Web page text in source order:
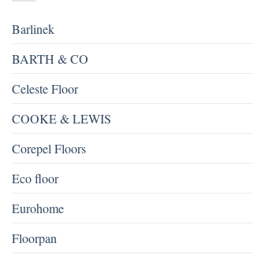
Barlinek
BARTH & CO
Celeste Floor
COOKE & LEWIS
Corepel Floors
Eco floor
Eurohome
Floorpan